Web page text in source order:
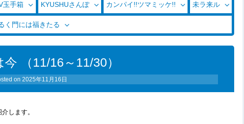
玉手箱 KYUSHUさんぽ カンパイ!!ツマミッケ!! 未ラ来ル
く門には福きたる
（11/16～11/30）
on 2025年11月16日
します。